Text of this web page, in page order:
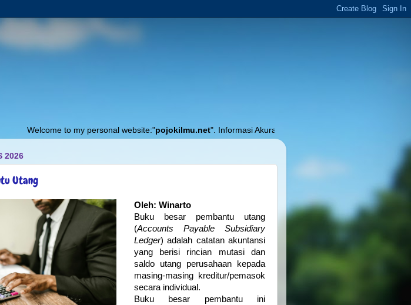
to my personal website:"pojokilmu.net". Informasi Akurat Seputar Pendidikan, Pembelajaran dan
2026
Utang
Oleh: Winarto
Buku besar pembantu utang
(Accounts Payable Subsidiary
Ledger) adalah catatan akuntansi
yang berisi rincian mutasi dan
saldo utang perusahaan kepada
masing-masing kreditur/pemasok
secara individual.
Buku besar pembantu ini